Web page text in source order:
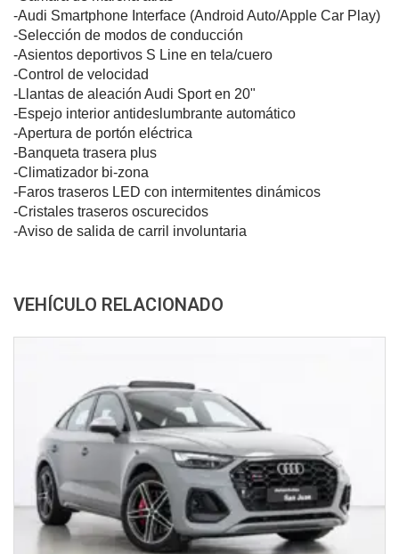
-Audi Smartphone Interface (Android Auto/Apple Car Play)
-Selección de modos de conducción
-Asientos deportivos S Line en tela/cuero
-Control de velocidad
-Llantas de aleación Audi Sport en 20"
-Espejo interior antideslumbrante automático
-Apertura de portón eléctrica
-Banqueta trasera plus
-Climatizador bi-zona
-Faros traseros LED con intermitentes dinámicos
-Cristales traseros oscurecidos
-Aviso de salida de carril involuntaria
VEHÍCULO RELACIONADO